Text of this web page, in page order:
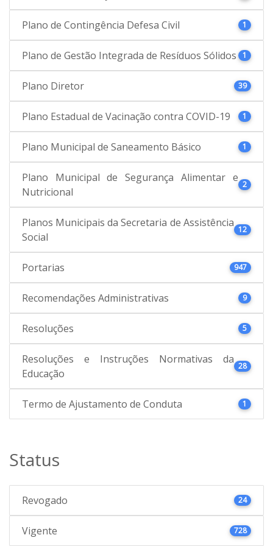
Plano de Contingência Defesa Civil 1
Plano de Gestão Integrada de Resíduos Sólidos 1
Plano Diretor 39
Plano Estadual de Vacinação contra COVID-19 1
Plano Municipal de Saneamento Básico 1
Plano Municipal de Segurança Alimentar e
Nutricional
2
Planos Municipais da Secretaria de Assistência
Social
12
Portarias 947
Recomendações Administrativas 9
Resoluções 5
Resoluções e Instruções Normativas da
Educação
28
Termo de Ajustamento de Conduta 1
Status
Revogado 24
Vigente 728